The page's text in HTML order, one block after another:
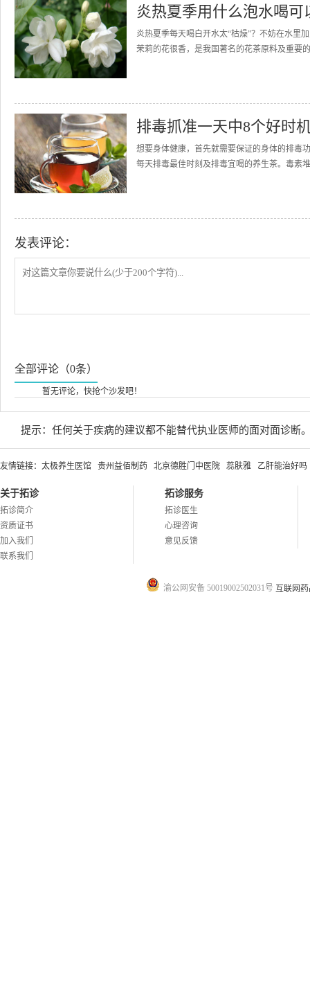
炎热夏季用什么泡水喝
炎热夏季每天喝白开水太“枯燥”？不妨在水里
茉莉的花很香，是我国著名的花茶原料及重要
排毒抓准一天中8个好时
想要身体健康，首先就需要保证的身体的排毒
每天排毒最佳时刻及排毒宜喝的养生茶。毒素
发表评论：
全部评论（0条）
暂无评论，快抢个沙发吧！
提示：任何关于疾病的建议都不能替代执业医师的面对面诊断
友情链接： 太极养生医馆 贵州益佰制药 北京德胜门中医院 蕊肤雅 乙肝能治好吗
关于拓诊
拓诊简介
资质证书
加入我们
联系我们
拓诊服务
拓诊医生
心理咨询
意见反馈
渝公网安备 50019002502031号 互联网